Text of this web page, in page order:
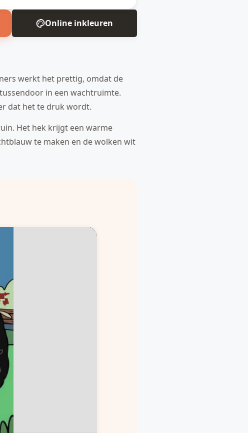
Online inkleuren
werkt het prettig, omdat de
in een wachtruimte.
dat het te druk wordt.
Het hek krijgt een warme
te maken en de wolken wit